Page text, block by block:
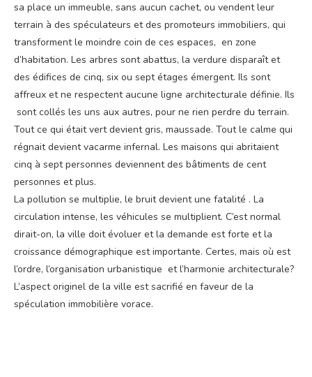
sa place un immeuble, sans aucun cachet, ou vendent leur
terrain à des spéculateurs et des promoteurs immobiliers, qui
transforment le moindre coin de ces espaces, en zone
d’habitation. Les arbres sont abattus, la verdure disparaît et
des édifices de cinq, six ou sept étages émergent. Ils sont
affreux et ne respectent aucune ligne architecturale définie. Ils
sont collés les uns aux autres, pour ne rien perdre du terrain.
Tout ce qui était vert devient gris, maussade. Tout le calme qui
régnait devient vacarme infernal. Les maisons qui abritaient
cinq à sept personnes deviennent des bâtiments de cent
personnes et plus.
La pollution se multiplie, le bruit devient une fatalité . La
circulation intense, les véhicules se multiplient. C’est normal
dirait-on, la ville doit évoluer et la demande est forte et la
croissance démographique est importante. Certes, mais où est
l’ordre, l’organisation urbanistique et l’harmonie architecturale?
L’aspect originel de la ville est sacrifié en faveur de la
spéculation immobilière vorace.